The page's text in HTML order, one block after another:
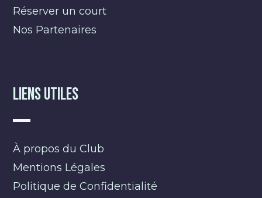
Réserver un court
Nos Partenaires
Liens Utiles
À propos du Club
Mentions Légales
Politique de Confidentialité